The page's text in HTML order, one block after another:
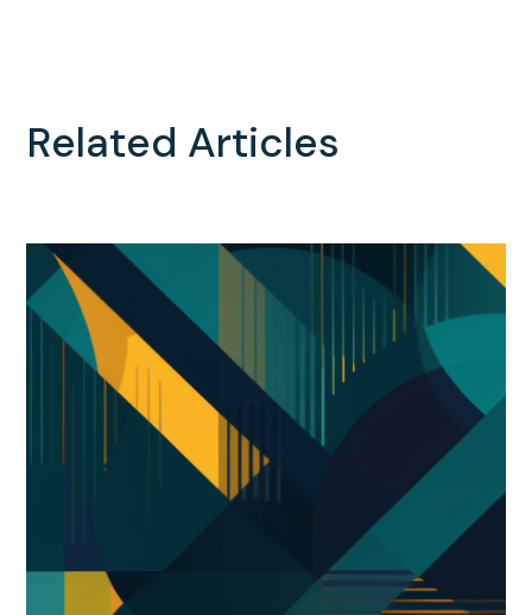
Related Articles